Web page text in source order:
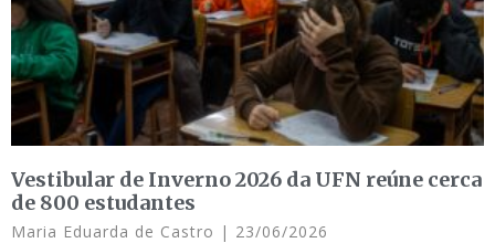
Vestibular de Inverno 2026 da UFN reúne cerca
de 800 estudantes
Maria Eduarda de Castro 23/06/2026